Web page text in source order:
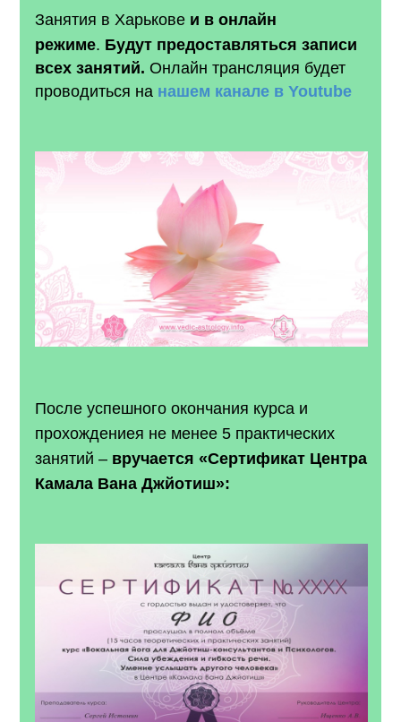
Занятия в Харькове и в онлайн
режиме. Будут предоставляться записи
всех занятий. Онлайн трансляция будет
проводиться на нашем канале в Youtube
После успешного окончания курса и
прохождениея не менее 5 практических
занятий – вручается «Сертификат Центра
Камала Вана Джйотиш»: